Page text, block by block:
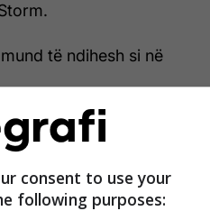
të ndihesh si në
ju lënë pa fjalë me
consent to use your
following purposes: